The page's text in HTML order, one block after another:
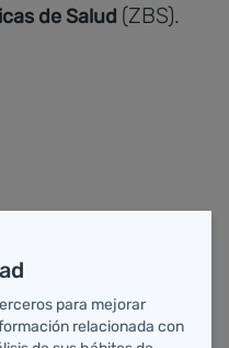
de Salud (ZBS).
(GAP)
de Salud,
Zonas Básicas de
para mejorar
relacionada con